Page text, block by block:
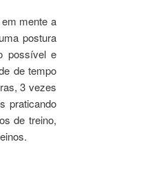
mente a
postura
possível e
de tempo
3 vezes
praticando
de treino,